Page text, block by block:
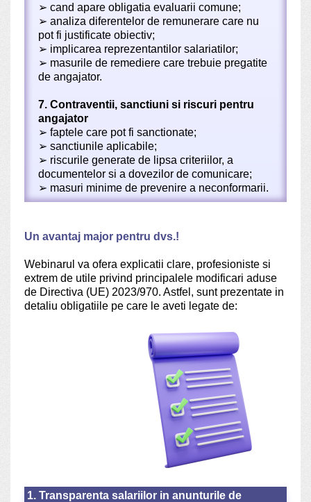
➢ cand apare obligatia evaluarii comune;
➢ analiza diferentelor de remunerare care nu
pot fi justificate obiectiv;
➢ implicarea reprezentantilor salariatilor;
➢ masurile de remediere care trebuie pregatite
de angajator.
7. Contraventii, sanctiuni si riscuri pentru
angajator
➢ faptele care pot fi sanctionate;
➢ sanctiunile aplicabile;
➢ riscurile generate de lipsa criteriilor, a
documentelor si a dovezilor de comunicare;
➢ masuri minime de prevenire a neconformarii.
Un avantaj major pentru dvs.!
Webinarul va ofera explicatii clare, profesioniste si
extrem de utile privind principalele modificari aduse
de Directiva (UE) 2023/970. Astfel, sunt prezentate in
detaliu obligatiile pe care le aveti legate de:
1. Transparenta salariilor in anunturile de